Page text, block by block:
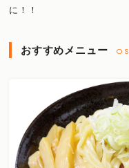
に！！
おすすめメニュー